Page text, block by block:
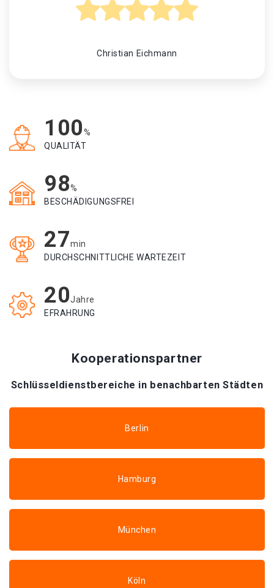
Christian Eichmann
100%
QUALITÄT
98%
BESCHÄDIGUNGSFREI
27min
DURCHSCHNITTLICHE WARTEZEIT
20Jahre
EFRAHRUNG
Kooperationspartner
Schlüsseldienstbereiche in benachbarten Städten
Berlin
Hamburg
München
Köln